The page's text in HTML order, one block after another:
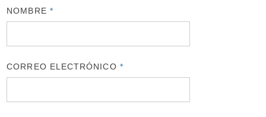
NOMBRE *
CORREO ELECTRÓNICO *